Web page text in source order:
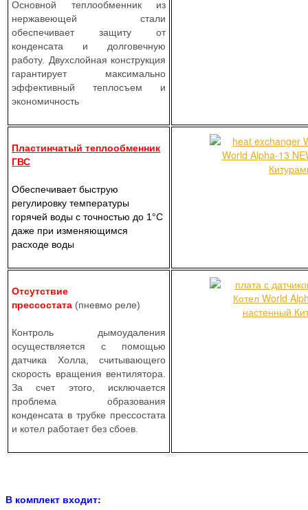
Основной теплообменник из
нержавеющей стали
обеспечивает защиту от
конденсата и долговечную
работу. Двухслойная конструкция
гарантирует максимально
эффективный теплосъем и
экономичность
Пластинчатый теплообменник
ГВС
Обеспечивает быструю
регулировку температуры
горячей воды с точностью до 1°C
даже при изменяющимся
расходе воды
Отсутствие
прессостата (пневмо реле)
Контроль дымоудаления
осуществляется с помощью
датчика Холла, считывающего
скорость вращения вентилятора.
За счет этого, исключается
проблема образования
конденсата в трубке прессостата
и котел работает без сбоев.
В комплект входит: